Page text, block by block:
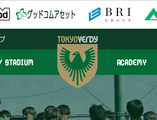
STADIUM ACADEMY